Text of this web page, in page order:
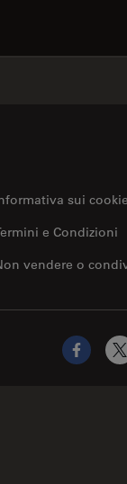
sui cookie
vendere o
e Condizioni